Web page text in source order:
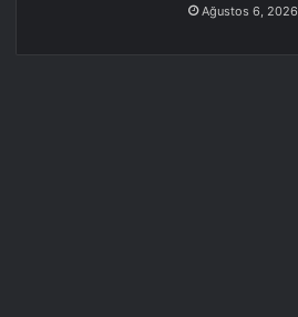
Ağustos 6, 2026